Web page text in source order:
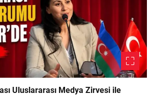
Uluslararası Medya Zirvesi ile